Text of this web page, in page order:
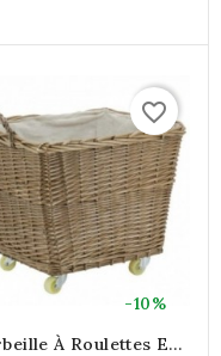
-10%
favorite_border
À Roulettes En